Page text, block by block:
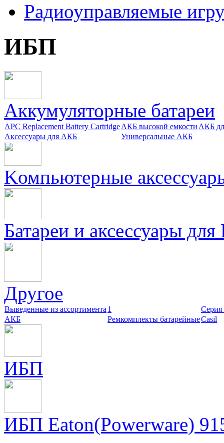
Радиоуправляемые
ИБП
Aккумуляторные батареи
APC Replacement Battery CartridgeАКБ высокой емкости АКБ
Аксессуары для АКБ
Универсальные АКБ
Kомпьютерные
Батареи и аксессуары
Другое
Выведенные из ассортимента 1
АКБ
Ремкомплекты батарейныеСasil
ИБП
ИБП Eaton(Powerware)